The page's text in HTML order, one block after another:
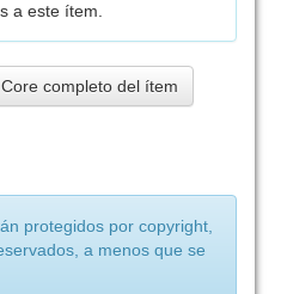
a este ítem.
completo del ítem
protegidos por copyright,
a menos que se